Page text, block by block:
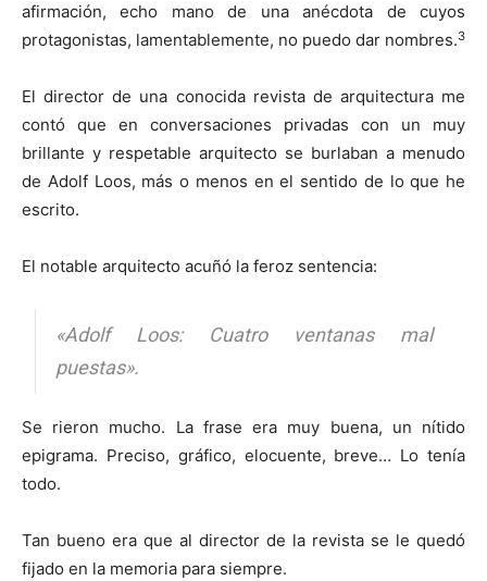
afirmación, echo mano de una anécdota de cuyos
protagonistas, lamentablemente, no puedo dar nombres.3
El director de una conocida revista de arquitectura me
contó que en conversaciones privadas con un muy
brillante y respetable arquitecto se burlaban a menudo
de Adolf Loos, más o menos en el sentido de lo que he
escrito.
El notable arquitecto acuñó la feroz sentencia:
«Adolf Loos: Cuatro ventanas mal
puestas».
Se rieron mucho. La frase era muy buena, un nítido
epigrama. Preciso, gráfico, elocuente, breve… Lo tenía
todo.
Tan bueno era que al director de la revista se le quedó
fijado en la memoria para siempre.